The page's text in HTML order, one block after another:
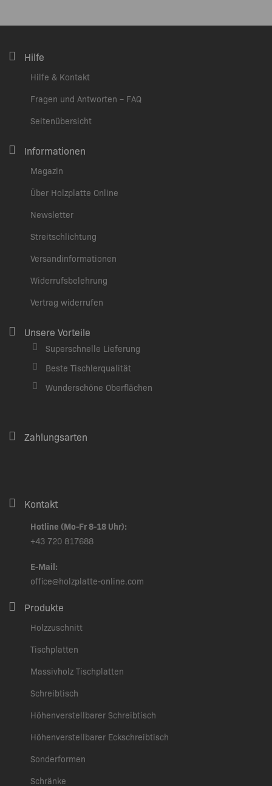
Hilfe
Hilfe & Kontakt
Fragen und Antworten – FAQ
Seitenübersicht
Informationen
Magazin
Über Holzplatte Online
Newsletter
Streitschlichtung
Versandinformationen
Widerrufsbelehrung
Vertrag widerrufen
Unsere Vorteile
Superschnelle Lieferung
Beste Tischlerqualität
Wunderschöne Oberflächen
Zahlungsarten
Kontakt
Hotline (Mo-Fr 8-18 Uhr):
+43 720 817688
E-Mail:
office@holzplatte-online.com
Produkte
Holzzuschnitt
Tischplatten
Massivholz Tischplatten
Schreibtisch
Höhenverstellbarer Schreibtisch
Höhenverstellbarer Eckschreibtisch
Sonderformen
Schränke